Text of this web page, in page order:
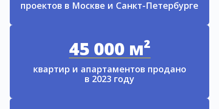
проектов в Москве и Санкт-Петербурге
45 000 м²
квартир и апартаментов продано
в 2023 году